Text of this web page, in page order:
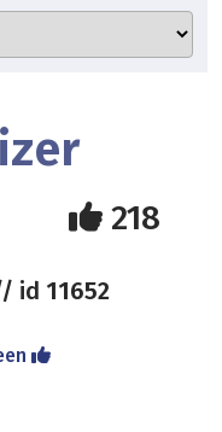
218
id 11652